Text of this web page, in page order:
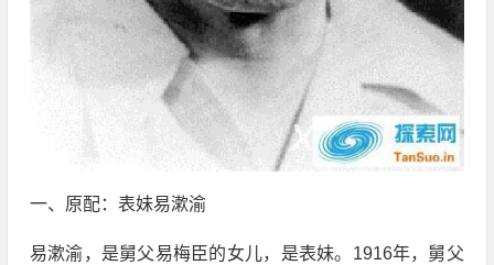
一、原配：表妹易漱渝
易漱渝，是舅父易梅臣的女儿，是表妹。1916年，舅父